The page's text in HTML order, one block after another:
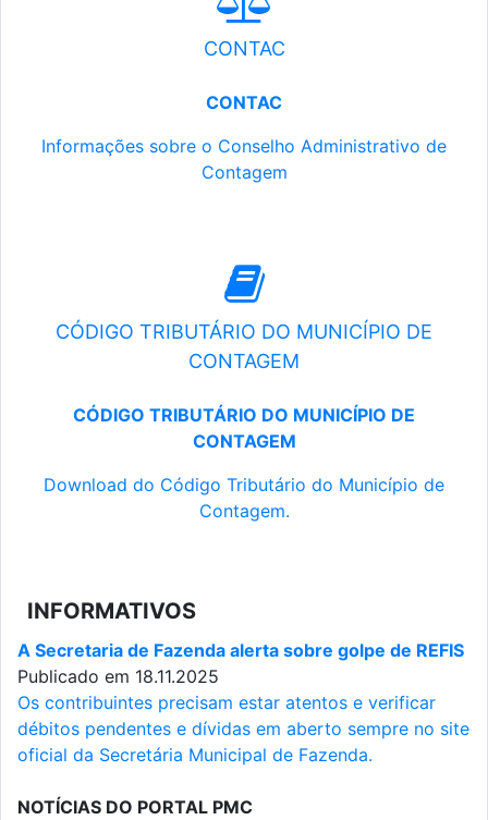
CONTAC
CONTAC
Informações sobre o Conselho Administrativo de
Contagem
CÓDIGO TRIBUTÁRIO DO MUNICÍPIO DE
CONTAGEM
CÓDIGO TRIBUTÁRIO DO MUNICÍPIO DE
CONTAGEM
Download do Código Tributário do Município de
Contagem.
INFORMATIVOS
A Secretaria de Fazenda alerta sobre golpe de REFIS
Publicado em 18.11.2025
Os contribuintes precisam estar atentos e verificar
débitos pendentes e dívidas em aberto sempre no site
oficial da Secretária Municipal de Fazenda.
NOTÍCIAS DO PORTAL PMC